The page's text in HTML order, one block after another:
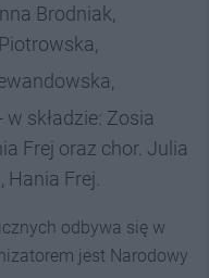
Brodniak,
składzie: Zosia
Frej oraz chor. Julia
Frej.
odbywa się w
jest Narodowy